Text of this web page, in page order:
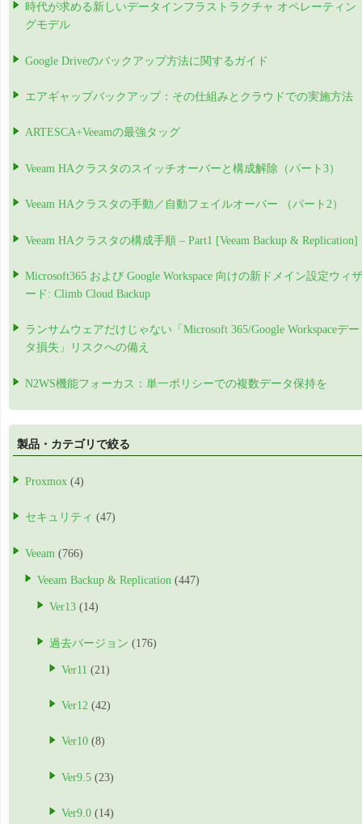
時代が求める新しいデータインフラストラクチャ オペレーティン
グモデル
Google Driveのバックアップ方法に関するガイド
エアギャップバックアップ：その仕組みとクラウドでの実施方法
ARTESCA+Veeamの最強タッグ
Veeam HAクラスタのスイッチオーバーと構成解除（パート3）
Veeam HAクラスタの手動／自動フェイルオーバー （パート2）
Veeam HAクラスタの構成手順 – Part1 [Veeam Backup & Replication]
Microsoft365 および Google Workspace 向けの新ドメイン設定ウィザ
ード: Climb Cloud Backup
ランサムウェアだけじゃない「Microsoft 365/Google Workspaceデー
タ損失」リスクへの備え
N2WS機能フォーカス：単一ポリシーでの複数データ保持を
製品・カテゴリで絞る
Proxmox (4)
セキュリティ (47)
Veeam (766)
Veeam Backup & Replication (447)
Ver13 (14)
過去バージョン (176)
Ver11 (21)
Ver12 (42)
Ver10 (8)
Ver9.5 (23)
Ver9.0 (14)